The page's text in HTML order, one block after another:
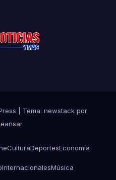
Tema: newstack por
.
CulturaDeportesEconomía
InternacionalesMúsica